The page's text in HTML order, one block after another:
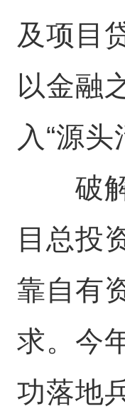
及项目
以金融
入“源头
破解“
目总投
靠自有
求。今
功落地